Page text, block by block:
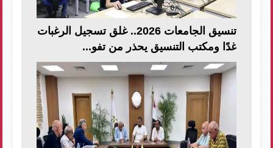
تنسيق الجامعات 2026.. غلق تسجيل الرغبات
غدًا ومكتب التنسيق يحذر من تفو...